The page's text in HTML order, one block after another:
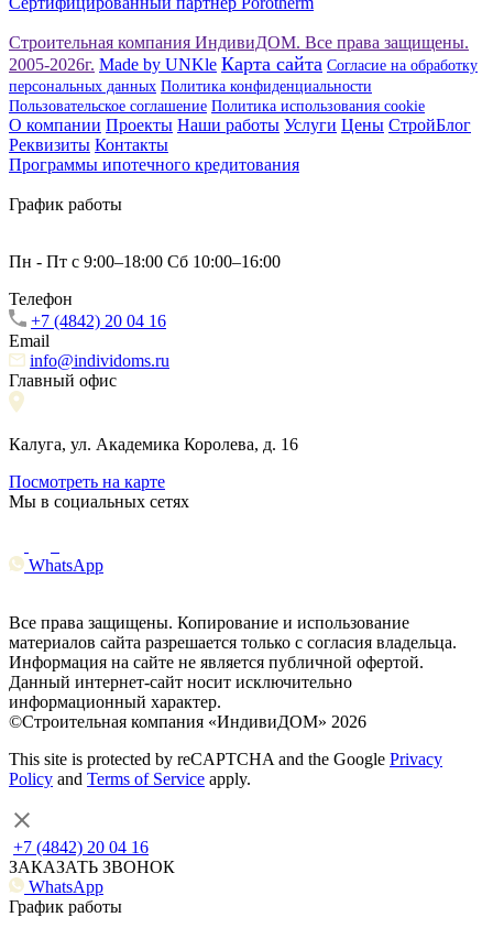
Строительная компания ИндивиДОМ. Все права защищены.
2005-2026г. Made by UNKle Карта сайта Согласие на обработку
персональных данных Политика конфиденциальности
Пользовательское соглашение Политика использования сookie
О компании Проекты Наши работы Услуги Цены СтройБлог
Реквизиты Контакты
Программы ипотечного кредитования
График работы
Пн - Пт с 9:00–18:00 Сб 10:00–16:00
Телефон
+7 (4842) 20 04 16
Email
info@individoms.ru
Главный офис
Калуга, ул. Академика Королева, д. 16
Посмотреть на карте
Мы в социальных сетях
WhatsApp
Все права защищены. Копирование и использование
материалов сайта разрешается только с согласия владельца.
Информация на сайте не является публичной офертой.
Данный интернет-сайт носит исключительно
информационный характер.
©Строительная компания «ИндивиДОМ» 2026
This site is protected by reCAPTCHA and the Google Privacy
Policy and Terms of Service apply.
+7 (4842) 20 04 16
ЗАКАЗАТЬ ЗВОНОК
WhatsApp
График работы